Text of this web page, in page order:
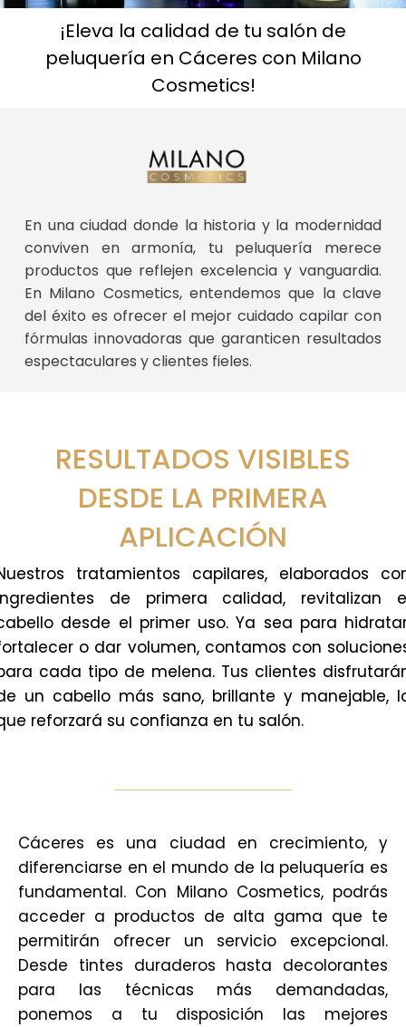
¡Eleva la calidad de tu salón de
peluquería en Cáceres con Milano
Cosmetics!
En una ciudad donde la historia y la modernidad
conviven en armonía, tu peluquería merece
productos que reflejen excelencia y vanguardia.
En Milano Cosmetics, entendemos que la clave
del éxito es ofrecer el mejor cuidado capilar con
fórmulas innovadoras que garanticen resultados
espectaculares y clientes fieles.
RESULTADOS VISIBLES
DESDE LA PRIMERA
APLICACIÓN
tratamientos capilares, elaborados
de primera calidad, revitalizan
desde el primer uso. Ya sea para
o dar volumen, contamos con
cada tipo de melena. Tus clientes
un cabello más sano, brillante y manejable,
reforzará su confianza en tu salón.
Cáceres es una ciudad en crecimiento, y
diferenciarse en el mundo de la peluquería es
fundamental. Con Milano Cosmetics, podrás
acceder a productos de alta gama que te
permitirán ofrecer un servicio excepcional.
Desde tintes duraderos hasta decolorantes
para las técnicas más demandadas,
ponemos a tu disposición las mejores